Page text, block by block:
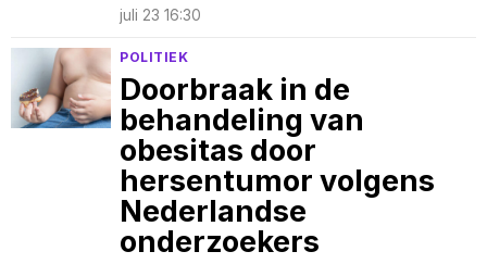
juli 23 16:30
POLITIEK
Doorbraak in de
behandeling van
obesitas door
hersentumor volgens
Nederlandse
onderzoekers